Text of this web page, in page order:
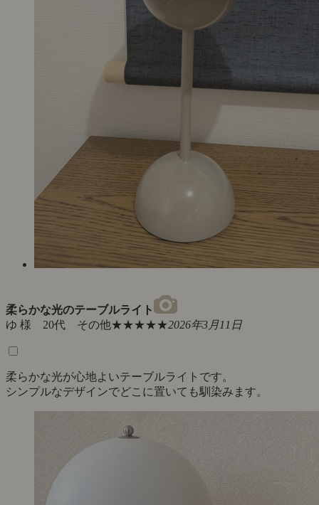
柔らかな光のテーブルライト
ゆ 様 20代 その他★★★★★2026年3月11日
柔らかな光が心地よいテーブルライトです。
シンプルなデザインでどこに置いても馴染みます。